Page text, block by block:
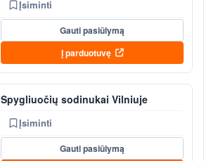
Įsiminti
Gauti pasiūlymą
Į parduotuvę
Spygliuočių sodinukai Vilniuje
Įsiminti
Gauti pasiūlymą